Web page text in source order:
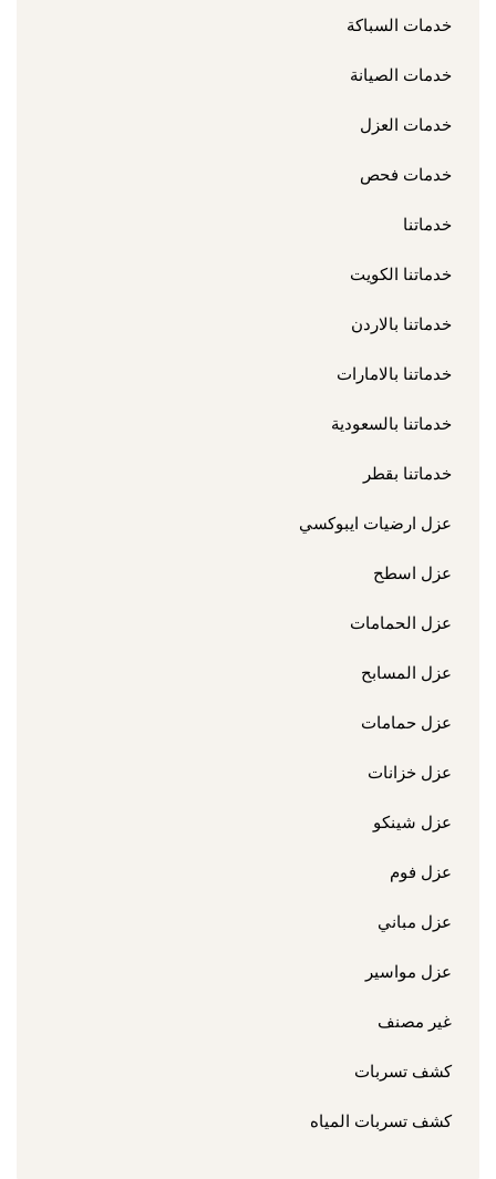
خدمات السباكة
خدمات الصيانة
خدمات العزل
خدمات فحص
خدماتنا
خدماتنا الكويت
خدماتنا بالاردن
خدماتنا بالامارات
خدماتنا بالسعودية
خدماتنا بقطر
عزل ارضيات ايبوكسي
عزل اسطح
عزل الحمامات
عزل المسابح
عزل حمامات
عزل خزانات
عزل شينكو
عزل فوم
عزل مباني
عزل مواسير
غير مصنف
كشف تسربات
كشف تسربات المياه